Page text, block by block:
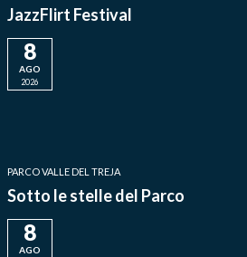
JazzFlirt Festival
8
AGO
2026
PARCO VALLE DEL TREJA
Sotto le stelle del Parco
8
AGO